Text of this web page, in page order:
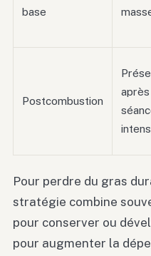
base
Postcombustion
Pour perdre du gras
stratégie combine
pour conserver ou
pour augmenter la